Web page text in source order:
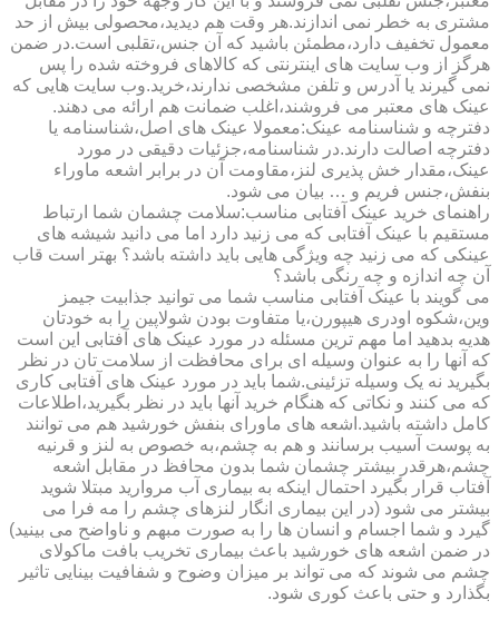
مشتری به خطر نمی اندازند.هر وقت هم دیدید،محصولی بیش از حد
معمول تخفیف دارد،مطمئن باشید که آن جنس،تقلبی است.در ضمن
هرگز از وب سایت های اینترنتی که کالاهای فروخته شده را پس
نمی گیرند یا آدرس و تلفن مشخصی ندارند،خرید.وب سایت هایی که
عینک های معتبر می فروشند،اغلب ضمانت هم ارائه می دهند.
دفترچه و شناسنامه عینک:معمولا عینک های اصل،شناسنامه یا
دفترچه اصالت دارند.در شناسنامه،جزئیات دقیقی در مورد
عینک،مقدار خش پذیری لنز،مقاومت آن در برابر اشعه ماوراء
بنفش،جنس فریم و … بیان می شود.
راهنمای خرید عینک آفتابی مناسب:سلامت چشمان شما ارتباط
مستقیم با عینک آفتابی که می زنید دارد اما می دانید شیشه های
عینکی که می زنید چه ویژگی هایی باید داشته باشد؟ بهتر است قاب
آن چه اندازه و چه رنگی باشد؟
می گویند با عینک آفتابی مناسب شما می توانید جذابیت جیمز
وین،شکوه اودری هیپورن،یا متفاوت بودن شولاپین را به خودتان
هدیه بدهید اما مهم ترین مسئله در مورد عینک های آفتابی این است
که آنها را به عنوان وسیله ای برای محافظت از سلامت تان در نظر
بگیرید نه یک وسیله تزئینی.شما باید در مورد عینک های آفتابی کاری
که می کنند و نکاتی که هنگام خرید آنها باید در نظر بگیرید،اطلاعات
کامل داشته باشید.اشعه های ماورای بنفش خورشید هم می توانند
به پوست آسیب برسانند و هم به چشم،به خصوص به لنز و قرنیه
چشم،هرقدر بیشتر چشمان شما بدون محافظ در مقابل اشعه
آفتاب قرار بگیرد احتمال اینکه به بیماری آب مروارید مبتلا شوید
بیشتر می شود (در این بیماری انگار لنزهای چشم را مه فرا می
گیرد و شما اجسام و انسان ها را به صورت مبهم و ناواضح می بینید)
در ضمن اشعه های خورشید باعث بیماری تخریب بافت ماکولای
چشم می شوند که می تواند بر میزان وضوح و شفافیت بینایی تاثیر
بگذارد و حتی باعث کوری شود.